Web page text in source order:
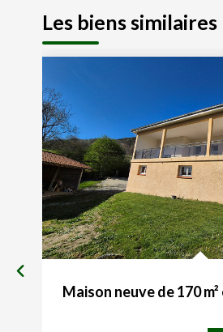
Les biens similaires